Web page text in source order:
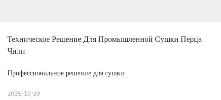
Техническое Решение Для Промышленной Сушки Перца
Чили
Профессиональное решение для сушки
2025-10-29